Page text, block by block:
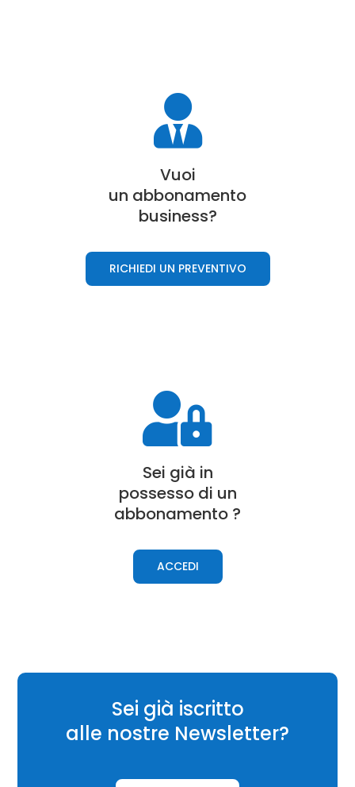

Vuoi
un abbonamento
business?
RICHIEDI UN PREVENTIVO

Sei già in
possesso di un
abbonamento ?
ACCEDI
Sei già iscritto
alle nostre Newsletter?